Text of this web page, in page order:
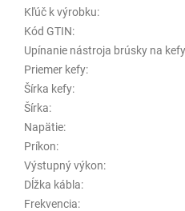
Kľúč k výrobku:
Kód GTIN:
Upínanie nástroja brúsky na kefy
Priemer kefy:
Šírka kefy:
Šírka:
Napätie:
Príkon:
Výstupný výkon:
Dĺžka kábla:
Frekvencia: